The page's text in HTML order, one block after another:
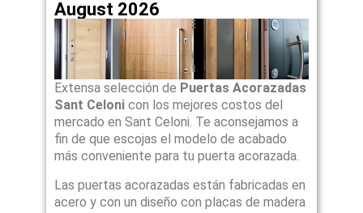
August 2026
Extensa selección de Puertas Acorazadas
Sant Celonicon los mejores costos del
mercado en Sant Celoni. Te aconsejamos a
fin de que escojas el modelo de acabado
más conveniente para tu puerta acorazada.
Las puertas acorazadas están fabricadas en
acero y con un diseño con placas de madera